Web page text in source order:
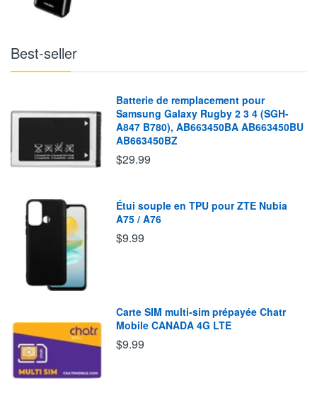
Best-seller
Batterie de remplacement pour
Samsung Galaxy Rugby 2 3 4 (SGH-
A847 B780), AB663450BA AB663450BU
AB663450BZ
$29.99
Étui souple en TPU pour ZTE Nubia
A75 / A76
$9.99
Carte SIM multi-sim prépayée Chatr
Mobile CANADA 4G LTE
$9.99